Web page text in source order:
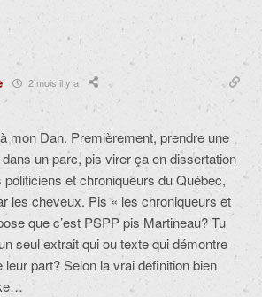
2 mois il y a
mon Dan. Premièrement, prendre une
un parc, pis virer ça en dissertation
et chroniqueurs du Québec,
les cheveux. Pis « les chroniqueurs et
que c’est PSPP pis Martineau? Tu
seul extrait qui ou texte qui démontre
leur part? Selon la vrai définition bien